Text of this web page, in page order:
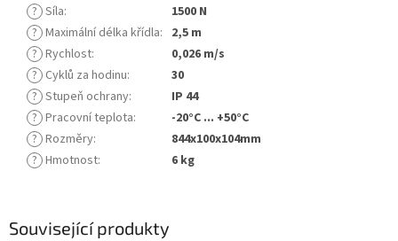
Související produkty
? Síla:
1500 N
? Maximální délka křídla: 2,5 m
? Rychlost:
0,026 m/s
? Cyklů za hodinu:
30
? Stupeň ochrany:
IP 44
? Pracovní teplota:
-20°C ... +50°C
? Rozměry:
844x100x104mm
? Hmotnost: 6 kg